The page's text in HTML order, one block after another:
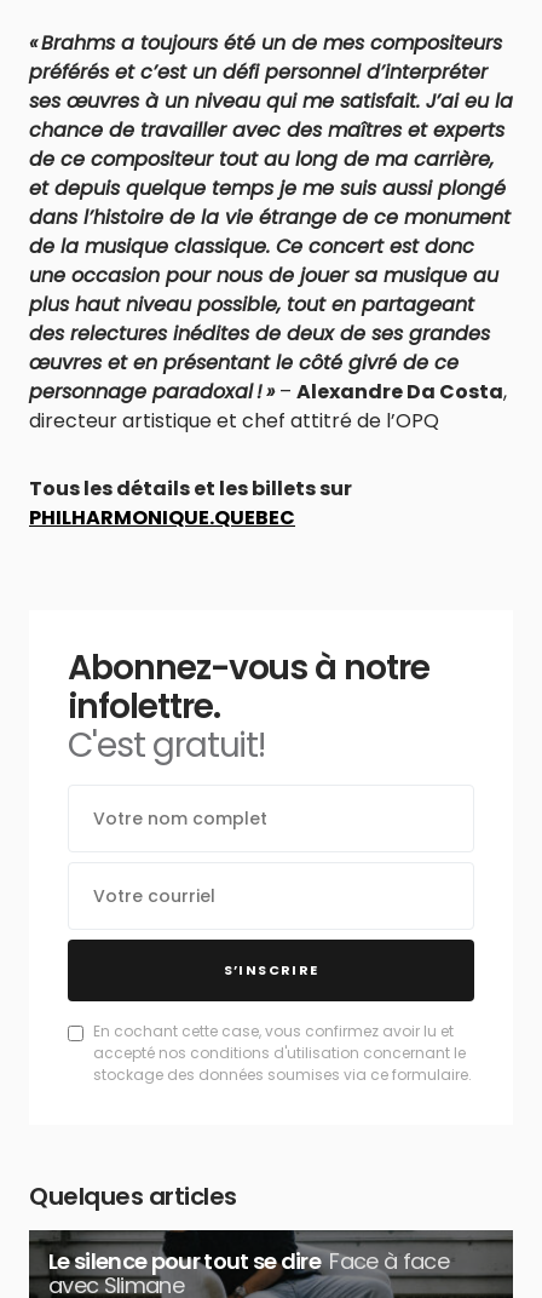
« Brahms a toujours été un de mes compositeurs
préférés et c’est un défi personnel d’interpréter
ses œuvres à un niveau qui me satisfait. J’ai eu la
chance de travailler avec des maîtres et experts
de ce compositeur tout au long de ma carrière,
et depuis quelque temps je me suis aussi plongé
dans l’histoire de la vie étrange de ce monument
de la musique classique. Ce concert est donc
une occasion pour nous de jouer sa musique au
plus haut niveau possible, tout en partageant
des relectures inédites de deux de ses grandes
œuvres et en présentant le côté givré de ce
personnage paradoxal ! »– Alexandre Da Costa,
directeur artistique et chef attitré de l’OPQ
Tous les détails et les billets sur
PHILHARMONIQUE.QUEBEC
Abonnez-vous à notre
infolettre.
C'est gratuit!
S’INSCRIRE
En cochant cette case, vous confirmez avoir lu et
accepté nos conditions d'utilisation concernant le
stockage des données soumises via ce formulaire.
Quelques articles
Le silence pour tout se dire Face à face
avec Slimane